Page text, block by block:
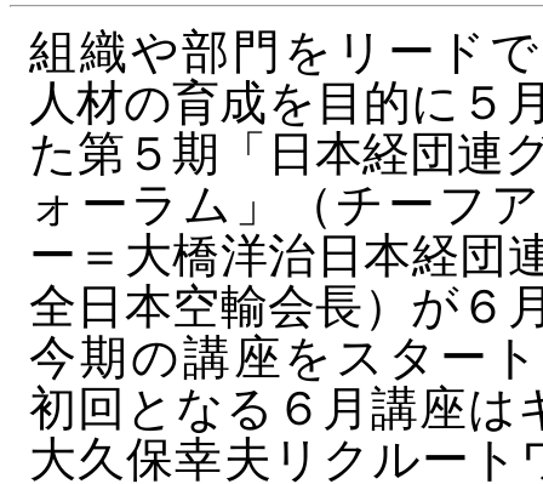
組織や部門をリード
人材の育成を目的に５
た第５期「日本経団連
ォーラム」（チーフ
ー＝大橋洋治日本経団
全日本空輸会長）が６
今期の講座をスター
初回となる６月講座は
大久保幸夫リクルー